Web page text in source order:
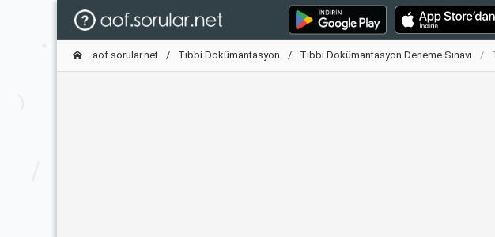
aof.sorular.net Tıbbi Dokümantasyon Tıbbi Dokümantasyon Deneme Sınavı